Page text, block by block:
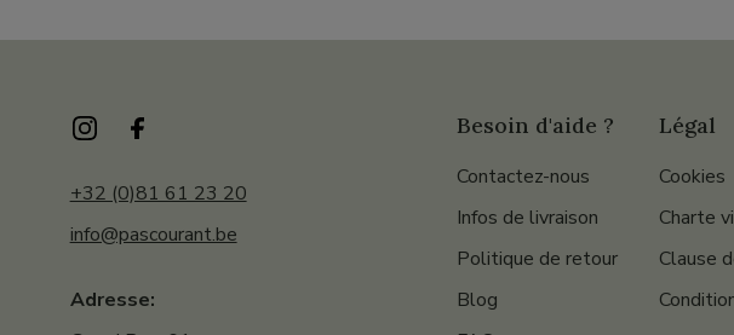
+32 (0)81 61 23 20
info@pascourant.be
Adresse:
Besoin d'aide ?
Contactez-nous
Infos de livraison
Politique de retour
Blog
Légal
Cookies
Charte
Clause